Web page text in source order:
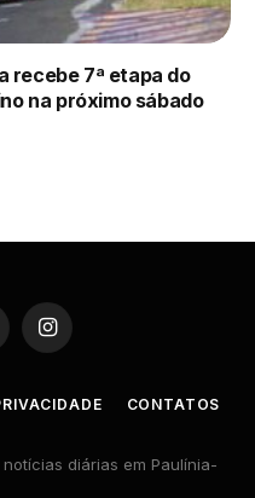
recebe 7ª etapa do
na próximo sábado
Instagram
CONTATOS
diárias em Paulínia-